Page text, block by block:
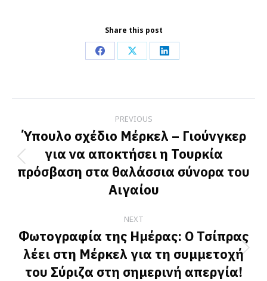
Share this post
Share
Facebook
Share
X
Share
LinkedIn
navigation
PREVIOUS
Previous
post:
Ύπουλο σχέδιο Μέρκελ – Γιούνγκερ
για να αποκτήσει η Τουρκία
πρόσβαση στα θαλάσσια σύνορα του
Αιγαίου
NEXT
Next
post:
Φωτογραφία της Ημέρας: Ο Τσίπρας
λέει στη Μέρκελ για τη συμμετοχή
του Σύριζα στη σημερινή απεργία!